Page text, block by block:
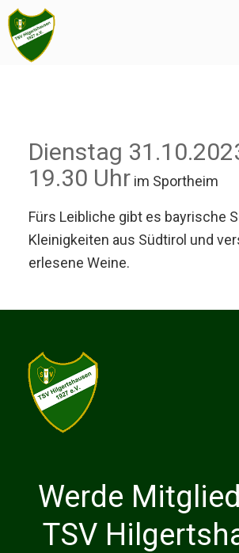
Dienstag
19.30 Uhr im Sportheim
Fürs Leibliche gibt es bayrische
Kleinigkeiten aus Südtirol und
erlesene Weine.
Werde
TSV